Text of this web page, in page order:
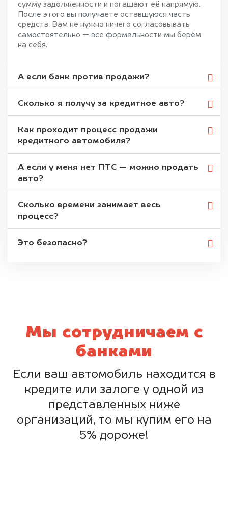
сумму задолженности и погашают её напрямую.
После этого вы получаете оставшуюся часть
средств. Вам не нужно ничего согласовывать
самостоятельно — все формальности мы берём
на себя.
А если банк против продажи?
Сколько я получу за кредитное авто?
Как проходит процесс продажи
кредитного автомобиля?
А если у меня нет ПТС — можно продать
авто?
Сколько времени занимает весь
процесс?
Это безопасно?
Мы сотрудничаем с
банками
Если ваш автомобиль находится в
кредите или залоге у одной из
представленных ниже
организаций, то мы купим его на
5% дороже!